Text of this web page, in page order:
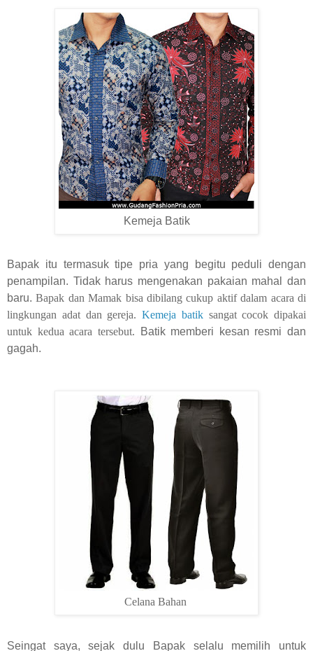
Kemeja Batik
Bapak itu termasuk tipe pria yang begitu peduli dengan
penampilan. Tidak harus mengenakan pakaian mahal dan
baru.Bapak dan Mamak bisa dibilang cukup aktif dalam acara di
lingkungan adat dan gereja. Kemeja batiksangat cocok dipakai
untuk kedua acara tersebut.
Batik memberi kesan resmi dan
gagah.
Celana Bahan
Seingat saya, sejak dulu Bapak selalu memilih untuk